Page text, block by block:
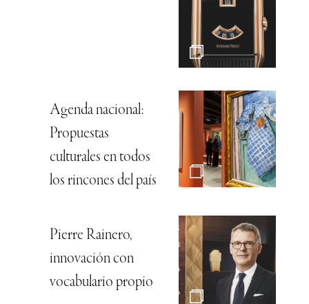
Agenda nacional:
Propuestas
culturales en todos
los rincones del país
Pierre Rainero,
innovación con
vocabulario propio